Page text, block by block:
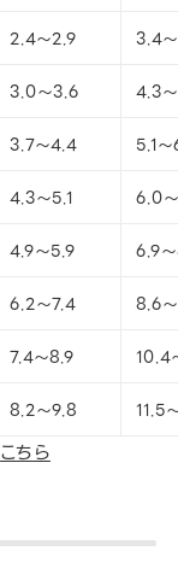
2.4～2.9 3.4
3.0～3.6 4.3
3.7～4.4 5.1
4.3～5.1 6.0
4.9～5.9 6.9
6.2～7.4 8.6～
7.4～8.9 10.4
8.2～9.8 11.5
こちら